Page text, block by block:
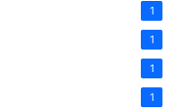
1
1
1
1